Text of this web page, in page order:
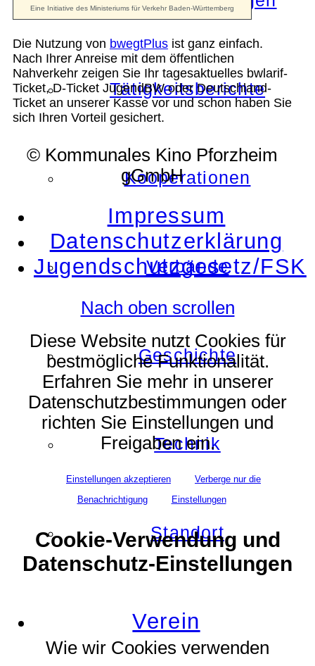
Tätigkeitsberichte
Kooperationen
Verbände
Geschichte
Technik
Standort
Verein
Die Nutzung von bwegtPlus ist ganz einfach.
Nach Ihrer Anreise mit dem öffentlichen
Nahverkehr zeigen Sie Ihr tagesaktuelles bwlarif-
Ticket, D-Ticket JugendBW oder Deutschland-
Ticket an unserer Kasse vor und schon haben Sie
sich Ihren Vorteil gesichert.
© Kommunales Kino Pforzheim
gGmbH
Impressum
Datenschutzerklärung
Jugendschutzgesetz/FSK
Nach oben scrollen
Diese Website nutzt Cookies für
bestmögliche Funktionalität.
Erfahren Sie mehr in unserer
Datenschutzbestimmungen oder
richten Sie Einstellungen und
Freigaben ein.
Einstellungen akzeptieren
Verberge nur die
Benachrichtigung
Einstellungen
Cookie-Verwendung und
Datenschutz-Einstellungen
Wie wir Cookies verwenden